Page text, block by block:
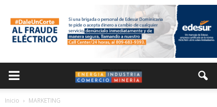
Inicio MARKETING